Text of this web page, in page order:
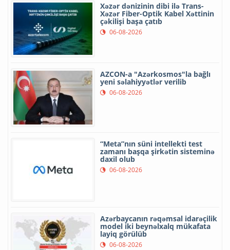
Xəzər dənizinin dibi ilə Trans-
Xəzər Fiber-Optik Kabel Xəttinin
çəkilişi başa çatıb
06-08-2026
AZCON-a "Azərkosmos"la bağlı
yeni səlahiyyətlər verilib
06-08-2026
“Meta”nın süni intellekti test
zamanı başqa şirkətin sisteminə
daxil olub
06-08-2026
Azərbaycanın rəqəmsal idarəçilik
model iki beynəlxalq mükafata
layiq görülüb
06-08-2026